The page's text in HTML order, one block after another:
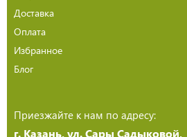
Доставка
Оплата
Избранное
Блог
Приезжайте к нам по адресу:
г. Казань, ул. Сары Садыковой,